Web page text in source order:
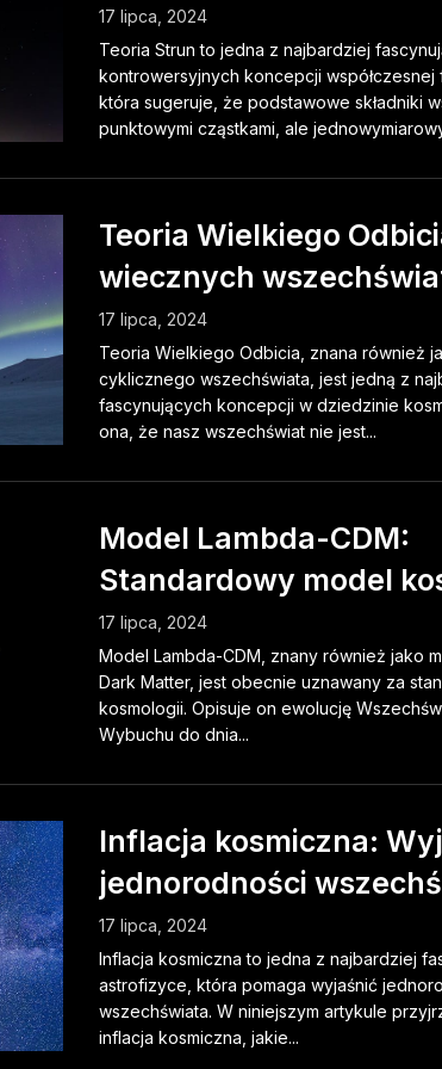
17 lipca, 2024
Teoria Strun to jedna z najbardziej
kontrowersyjnych koncepcji współczesnej
która sugeruje, że podstawowe składniki
punktowymi cząstkami, ale
Teoria Wielkiego
wiecznych
17 lipca, 2024
Teoria Wielkiego Odbicia, znana również
cyklicznego wszechświata, jest jedną z
fascynujących koncepcji w dziedzinie
ona, że nasz wszechświat nie jest...
Model Lambda-CDM:
Standardowy model
17 lipca, 2024
Model Lambda-CDM, znany również jako
Dark Matter, jest obecnie uznawany za
kosmologii. Opisuje on ewolucję
Wybuchu do dnia...
Inflacja kosmiczna:
jednorodności
17 lipca, 2024
Inflacja kosmiczna to jedna z najbardziej
astrofizyce, która pomaga wyjaśnić
wszechświata. W niniejszym artykule
inflacja kosmiczna, jakie...